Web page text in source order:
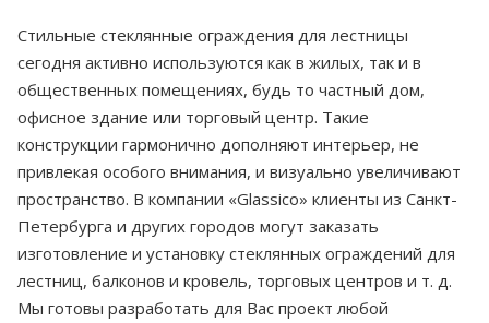
Стильные стеклянные ограждения для лестницы
сегодня активно используются как в жилых, так и в
общественных помещениях, будь то частный дом,
офисное здание или торговый центр. Такие
конструкции гармонично дополняют интерьер, не
привлекая особого внимания, и визуально увеличивают
пространство. В компании «Glassico» клиенты из Санкт-
Петербурга и других городов могут заказать
изготовление и установку стеклянных ограждений для
лестниц, балконов и кровель, торговых центров и т. д.
Мы готовы разработать для Вас проект любой